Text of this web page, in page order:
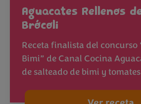
Aguacates Rellenos
Brócoli
Receta finalista del concurso
Bimi” de Canal Cocina
de salteado de bimi y